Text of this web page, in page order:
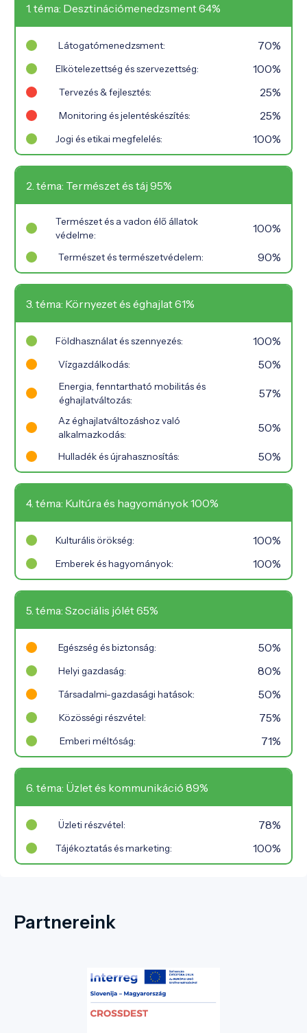
1. téma: Desztinációmenedzsment 64%
Látogatómenedzsment: 70%
Elkötelezettség és szervezettség: 100%
Tervezés & fejlesztés: 25%
Monitoring és jelentéskészítés: 25%
Jogi és etikai megfelelés: 100%
2. téma: Természet és táj 95%
Természet és a vadon élő állatok
védelme:
100%
Természet és természetvédelem: 90%
3. téma: Környezet és éghajlat 61%
Földhasználat és szennyezés: 100%
Vízgazdálkodás: 50%
Energia, fenntartható mobilitás és
éghajlatváltozás:
57%
Az éghajlatváltozáshoz való
alkalmazkodás:
50%
Hulladék és újrahasznosítás: 50%
4. téma: Kultúra és hagyományok 100%
Kulturális örökség: 100%
Emberek és hagyományok: 100%
5. téma: Szociális jólét 65%
Egészség és biztonság: 50%
Helyi gazdaság: 80%
Társadalmi-gazdasági hatások: 50%
Közösségi részvétel: 75%
Emberi méltóság: 71%
6. téma: Üzlet és kommunikáció 89%
Üzleti részvétel: 78%
Tájékoztatás és marketing: 100%
Partnereink